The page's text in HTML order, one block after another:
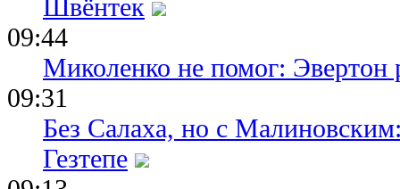
Швёнтек
09:44
Миколенко не помог: Эвертон
09:31
Без Салаха, но с
Гезтепе